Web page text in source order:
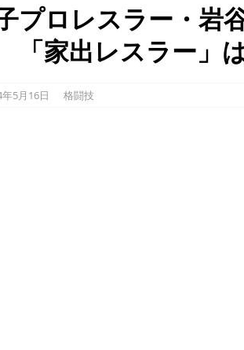
プロレスラー・岩
家出レスラー」
5月16日 格闘技